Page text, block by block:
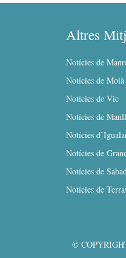
Altres
Notícies de
Notícies de Moià
Notícies de Vic
Notícies de
Notícies
Notícies de
Notícies de
Notícies de
©